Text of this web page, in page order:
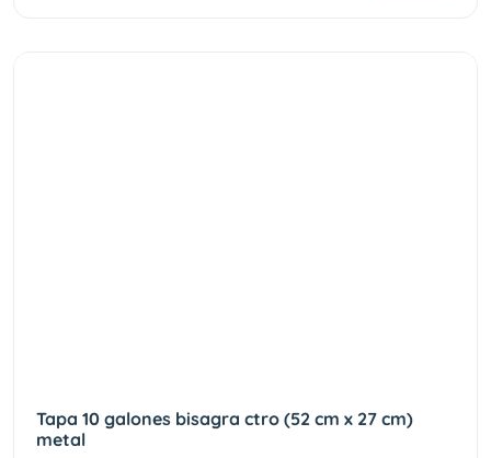
Tapa 10 galones bisagra ctro (52 cm x 27 cm)
metal